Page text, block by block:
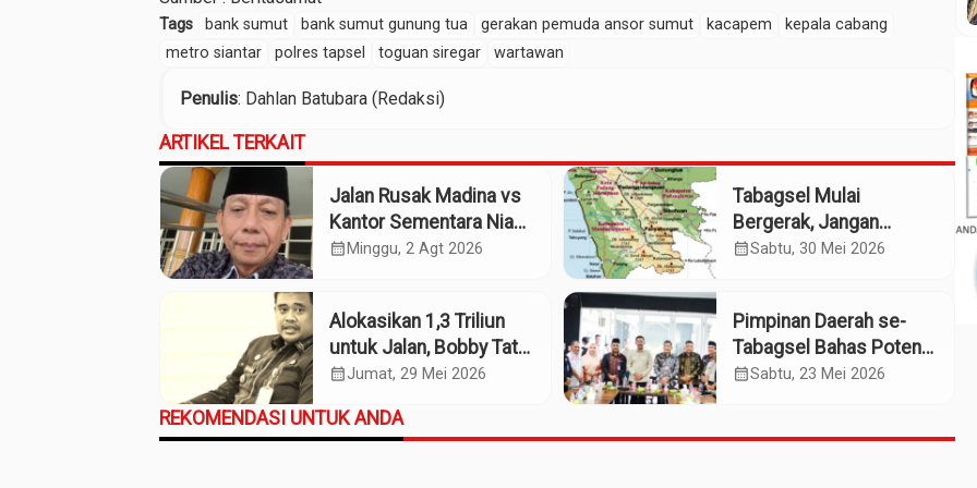
Tags bank sumut bank sumut gunung tua gerakan pemuda ansor sumut kacapem
kepala cabang
metro siantar
polres tapsel toguan siregar wartawan
Penulis: Dahlan Batubara (Redaksi)
ARTIKEL TERKAIT
Jalan Rusak Madina vs
Kantor Sementara Nias:
Kebijakan Pilih Kasih
calendar_month Minggu, 2 Agt 2026
Tabagsel Mulai
Bergerak, Jangan
Berhenti di Foto
calendar_monthSabtu, 30 Mei 2026
Alokasikan 1,3 Triliun
untuk Jalan, Bobby Tata
Ekonomi Sumut
calendar_monthJumat, 29 Mei 2026
Pimpinan Daerah se-
Tabagsel Bahas Potensi
Penerbangan Dua
calendar_monthSabtu, 23 Mei 2026
REKOMENDASI UNTUK ANDA